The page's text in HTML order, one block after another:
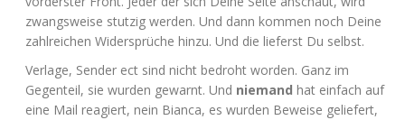
zwangs­wei­se stut­zig wer­den. Und dann kom­men noch Dei­ne
zahl­rei­chen Wider­sprü­che hin­zu. Und die lie­ferst Du selbst.
Ver­la­ge, Sen­der ect sind nicht bedroht wor­den. Ganz im
Gegen­teil, sie wur­den gewarnt. Und nie­mand hat ein­fach auf
eine Mail reagiert, nein Bian­ca, es wur­den Bewei­se gelie­fert,